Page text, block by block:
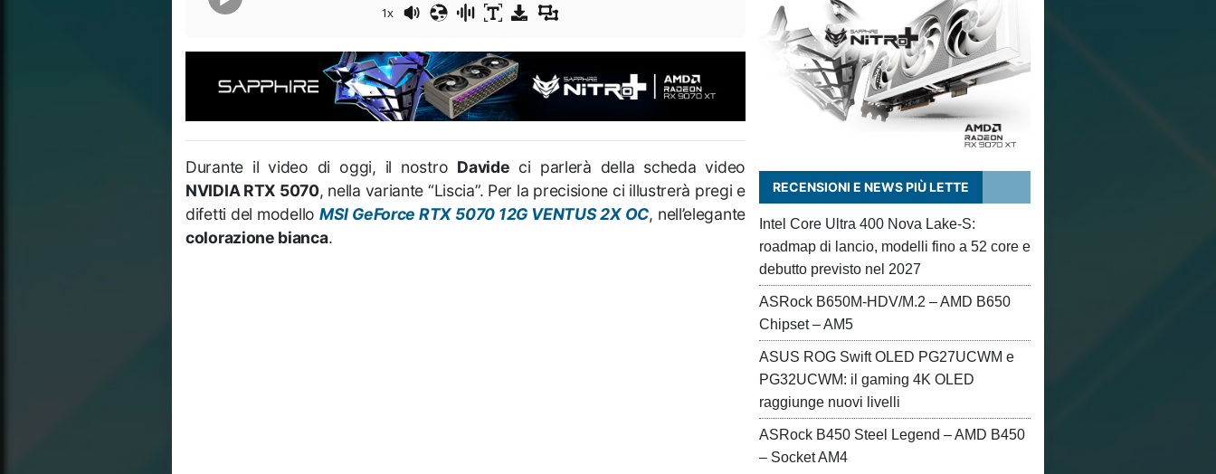
1x
Durante il video di oggi, il nostro Davide ci parlerà della scheda video
NVIDIA RTX 5070, nella variante “Liscia”. Per la precisione ci illustrerà pregi e
difetti del modello MSI GeForce RTX 5070 12G VENTUS 2X OC, nell’elegante
colorazione bianca.
RECENSIONI E NEWS PIÙ LETTE
Intel Core Ultra 400 Nova Lake-S:
roadmap di lancio, modelli fino a 52 core e
debutto previsto nel 2027
ASRock B650M-HDV/M.2 – AMD B650
Chipset – AM5
ASUS ROG Swift OLED PG27UCWM e
PG32UCWM: il gaming 4K OLED
raggiunge nuovi livelli
ASRock B450 Steel Legend – AMD B450
– Socket AM4